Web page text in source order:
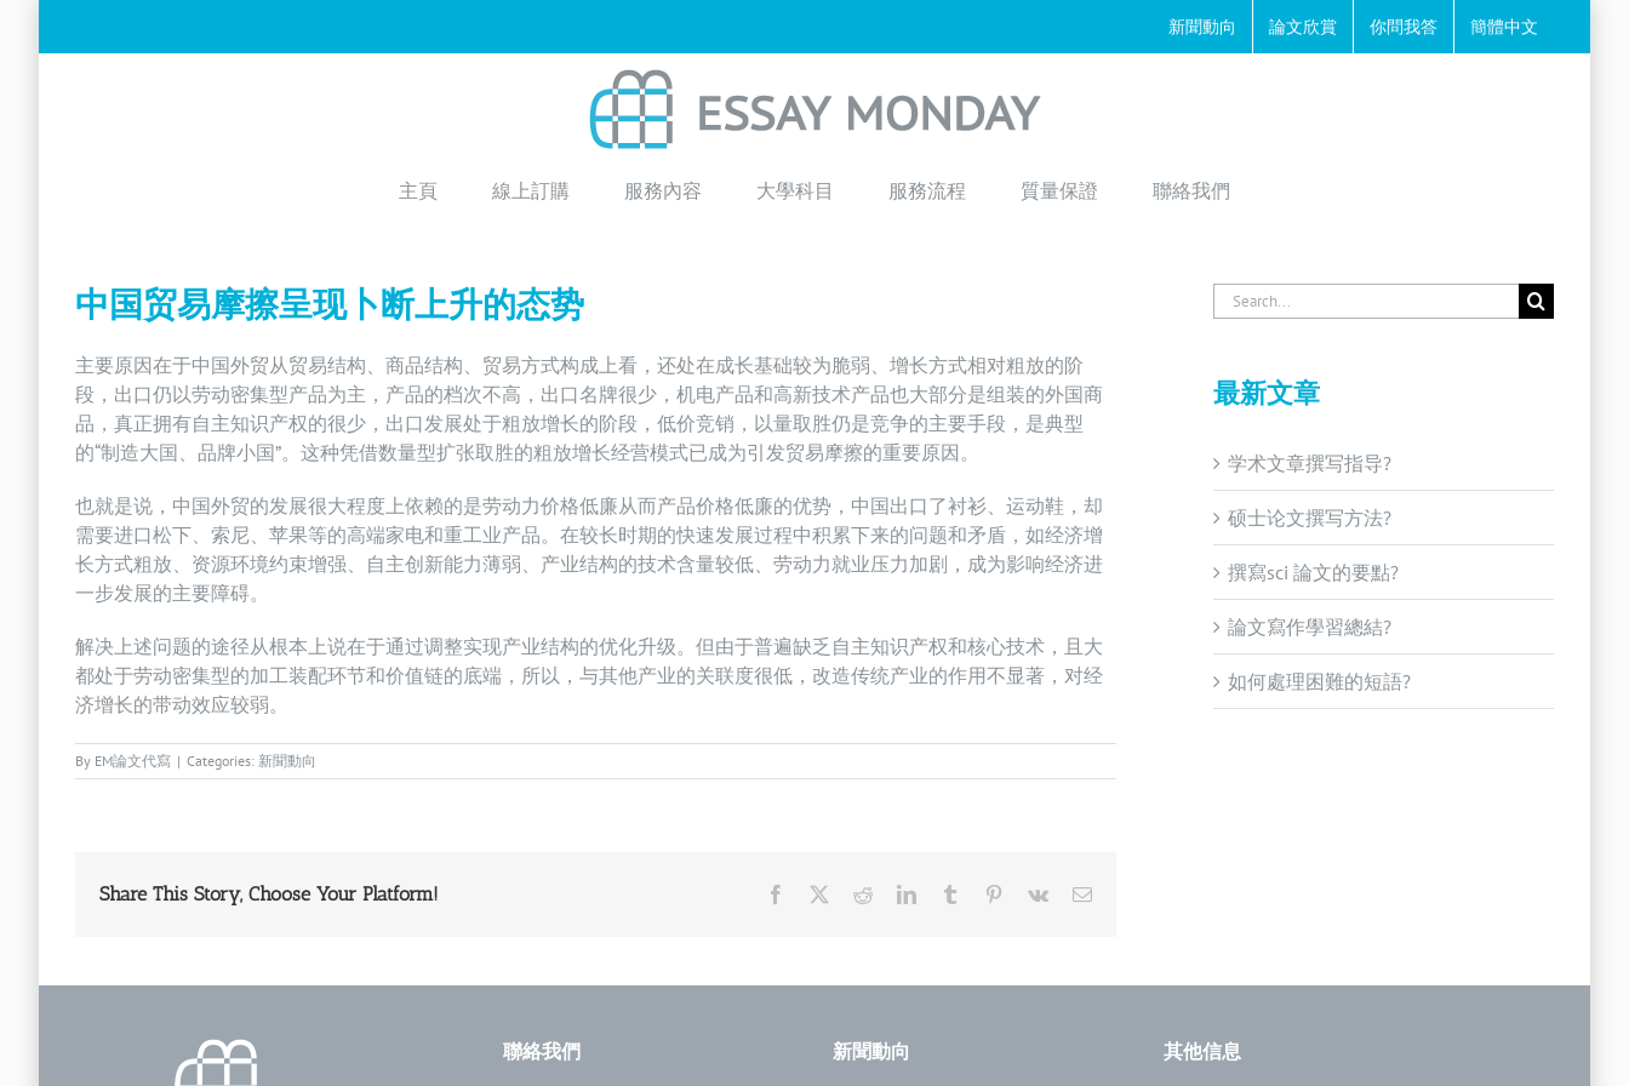
新聞動向 論文欣賞 你問我答 簡體中文
主頁 線上訂購 服務內容 大學科目 服務流程 質量保證 聯絡我們
中国贸易摩擦呈现卜断上升的态势
主要原因在于中国外贸从贸易结构、商品结构、贸易方式构成上看，还处在成长基础较为脆弱、增长方式相对粗放的阶
段，出口仍以劳动密集型产品为主，产品的档次不高，出口名牌很少，机电产品和高新技术产品也大部分是组装的外国商
品，真正拥有自主知识产权的很少，出口发展处于粗放增长的阶段，低价竞销，以量取胜仍是竞争的主要手段，是典型
的“制造大国、品牌小国”。这种凭借数量型扩张取胜的粗放增长经营模式已成为引发贸易摩擦的重要原因。
也就是说，中国外贸的发展很大程度上依赖的是劳动力价格低廉从而产品价格低廉的优势，中国出口了衬衫、运动鞋，却
需要进口松下、索尼、苹果等的高端家电和重工业产品。在较长时期的快速发展过程中积累下来的问题和矛盾，如经济增
长方式粗放、资源环境约束增强、自主创新能力薄弱、产业结构的技术含量较低、劳动力就业压力加剧，成为影响经济进
一步发展的主要障碍。
解决上述问题的途径从根本上说在于通过调整实现产业结构的优化升级。但由于普遍缺乏自主知识产权和核心技术，且大
都处于劳动密集型的加工装配环节和价值链的底端，所以，与其他产业的关联度很低，改造传统产业的作用不显著，对经
济增长的带动效应较弱。
By EM論文代寫 | Categories: 新聞動向
Share This Story, Choose Your Platform! Facebook RedditLinkedInTumblr Pinterest
Vk Email
Search
for:
最新文章
学术文章撰写指导?
硕士论文撰写方法?
撰寫sci 論文的要點?
論文寫作學習總結?
如何處理困難的短語?
聯絡我們 新聞動向 其他信息